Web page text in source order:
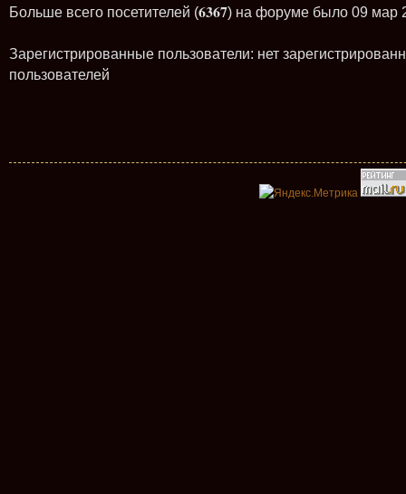
Больше всего посетителей (6367) на форуме было 09 мар
Зарегистрированные пользователи: нет
пользователей